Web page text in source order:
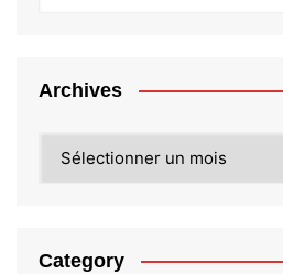
Archives
Category